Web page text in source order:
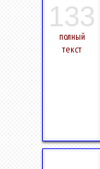
133
полный
текст